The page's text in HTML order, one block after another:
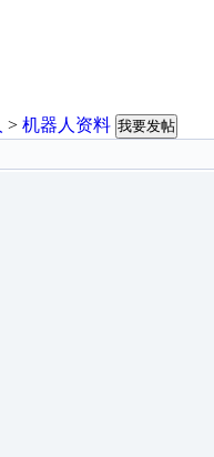
> 机器人资料 我要发帖